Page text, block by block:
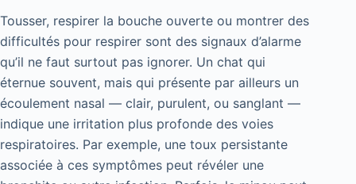
Tousser, respirer la bouche ouverte ou montrer des
difficultés pour respirer sont des signaux d’alarme
qu’il ne faut surtout pas ignorer. Un chat qui
éternue souvent, mais qui présente par ailleurs un
écoulement nasal — clair, purulent, ou sanglant —
indique une irritation plus profonde des voies
respiratoires. Par exemple, une toux persistante
associée à ces symptômes peut révéler une